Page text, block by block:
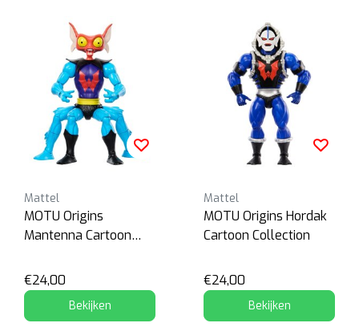
Mattel
MOTU Origins
Mantenna Cartoon
€24,00
Bekijken
Mattel
MOTU Origins Hordak
Cartoon Collection
€24,00
Bekijken